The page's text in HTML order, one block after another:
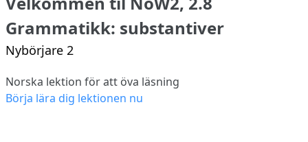
Grammatikk: substantiver
Nybörjare 2
Norska lektion för att öva läsning
Börja lära dig lektionen nu